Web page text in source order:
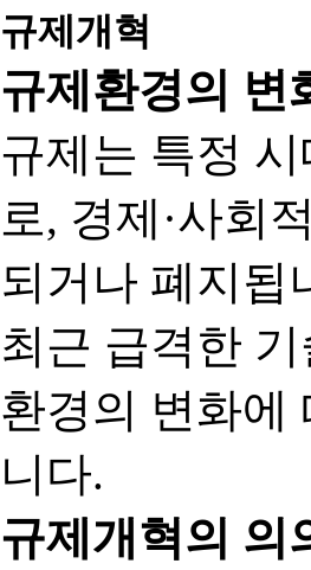
규제개혁
규제환경의 변
규제는 특정
로, 경제·사회
되거나 폐지됩
최근 급격한
환경의 변화에
니다.
규제개혁의 의